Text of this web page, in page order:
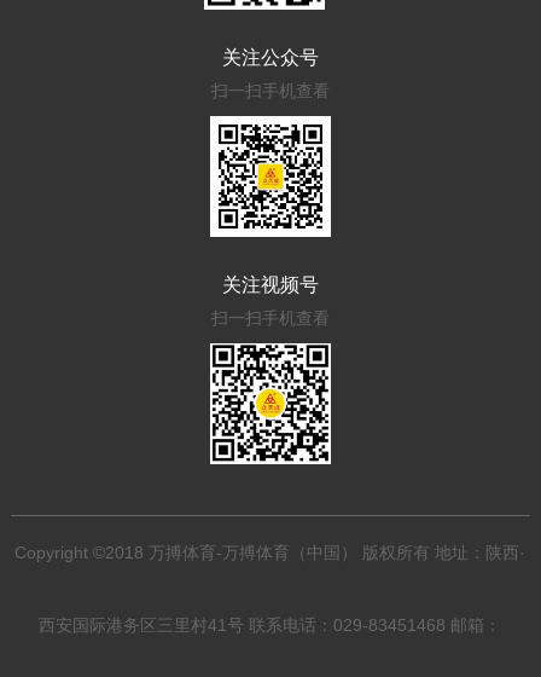
关注公众号
扫一扫手机查看
关注视频号
扫一扫手机查看
Copyright ©2018 万搏体育-万搏体育（中国） 版权所有 地址：陕西·
西安国际港务区三里村41号 联系电话：029-83451468 邮箱：